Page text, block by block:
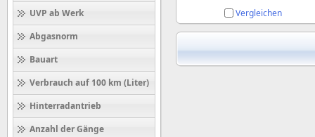
UVP ab Werk
Abgasnorm
Bauart
Verbrauch auf 100 km (Liter)
Hinterradantrieb
Anzahl der Gänge
Vergleichen